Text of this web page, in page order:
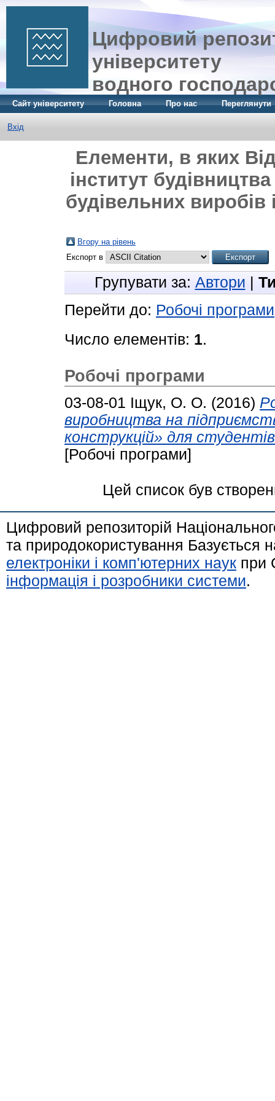
Цифровий
університету
водного
Сайт університету Головна Про нас Переглянути
Вхід
Елементи, в яких
інститут
будівельних виробів
Вгору на рівень
Експорт в
Групувати за: Автори
Перейти до: Робочі програми
Число елементів: 1.
Робочі програми
03-08-01 Іщук, О. О. (2016)
виробництва на
конструкцій» для
[Робочі програми]
Цей список був
Цифровий репозиторій
та природокористування Базується
електроніки і комп'ютерних наук при
інформація і розробники системи.